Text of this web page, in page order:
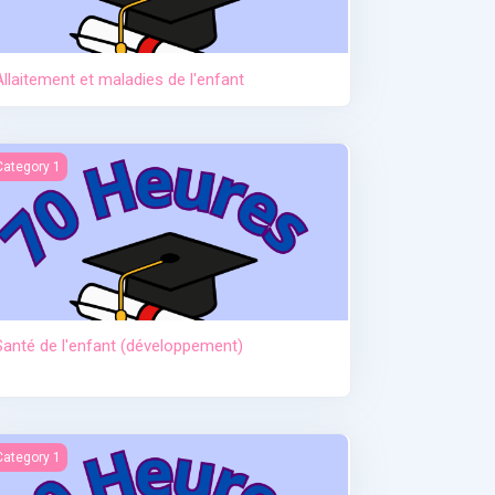
et maladies de l'enfant
de l'enfant (développement)
1
de l'enfant (développement)
et hypoglycémie
1